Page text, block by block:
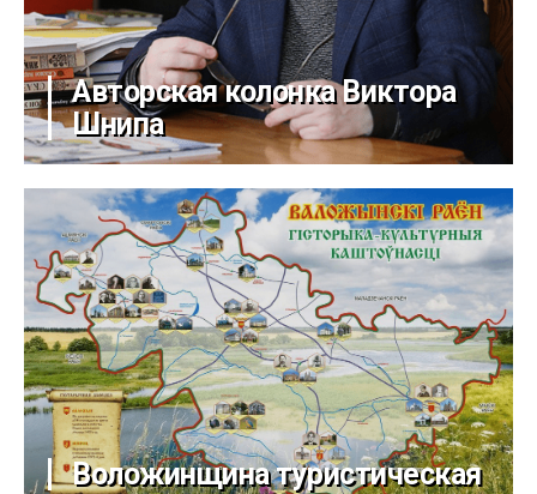
Авторская колонка Виктора
Шнипа
Воложинщина туристическая